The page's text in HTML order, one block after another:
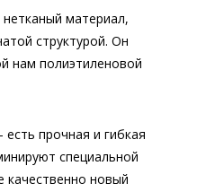
материал,
структурой. Он
нам полиэтиленовой
прочная и гибкая
специальной
качественно новый